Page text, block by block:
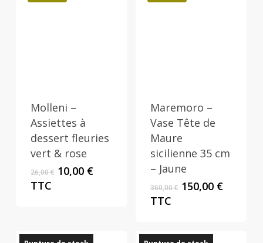
Molleni –
Assiettes à
dessert fleuries
vert & rose
26,00€ Le
10,00 €Le
TTC
Maremoro –
Vase Tête de
Maure
sicilienne 35 cm
– Jaune
360,00€ Le
360,00 €.
150,00 €Le
TTC